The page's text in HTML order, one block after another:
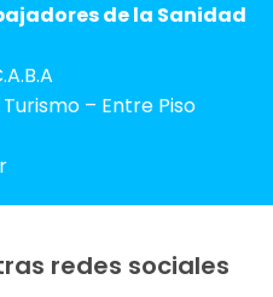
de la Sanidad
– Entre Piso
redes sociales